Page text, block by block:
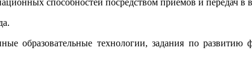
образовательные технологии, задания по